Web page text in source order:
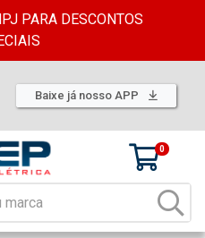
PARA DESCONTOS
Baixe já nosso APP
0